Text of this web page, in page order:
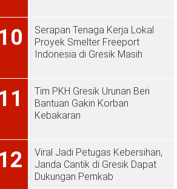
10
Serapan Tenaga Kerja Lokal
Proyek Smelter Freeport
Indonesia di Gresik Masih
11
Tim PKH Gresik Urunan Beri
Bantuan Gakin Korban
Kebakaran
12
Viral Jadi Petugas Kebersihan,
Janda Cantik di Gresik Dapat
Dukungan Pemkab